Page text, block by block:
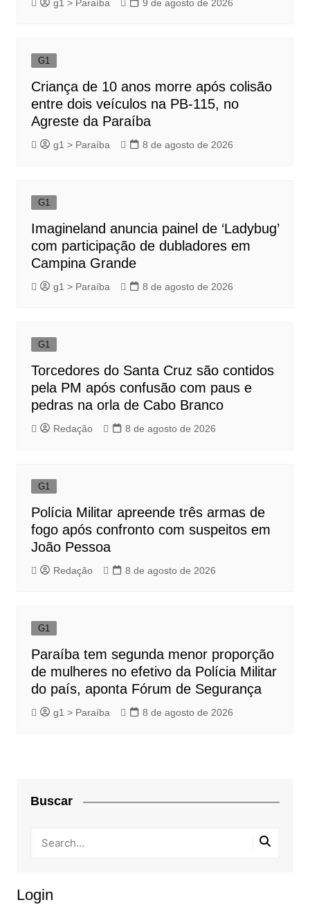
g1 > Paraíba 9 de agosto de 2026
G1
Criança de 10 anos morre após colisão
entre dois veículos na PB-115, no
Agreste da Paraíba
g1 > Paraíba 8 de agosto de 2026
G1
Imagineland anuncia painel de ‘Ladybug’
com participação de dubladores em
Campina Grande
g1 > Paraíba 8 de agosto de 2026
G1
Torcedores do Santa Cruz são contidos
pela PM após confusão com paus e
pedras na orla de Cabo Branco
Redação 8 de agosto de 2026
G1
Polícia Militar apreende três armas de
fogo após confronto com suspeitos em
João Pessoa
Redação 8 de agosto de 2026
G1
Paraíba tem segunda menor proporção
de mulheres no efetivo da Polícia Militar
do país, aponta Fórum de Segurança
g1 > Paraíba 8 de agosto de 2026
Buscar
Login